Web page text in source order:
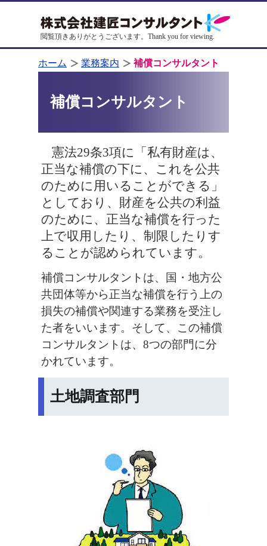
閲覧頂きありがとうございます。 Thank you for viewing.
ホーム 業務案内 補償コンサルタント
補償コンサルタント
憲法29条3項に「私有財産は、
正当な補償の下に、これを公共
のために用いることができる」
としており、財産を公共の利益
のために、正当な補償を行った
上で収用したり、制限したりす
ることが認められています。
補償コンサルタントは、国・地方公
共団体等から正当な補償を行う上の
損失の補償や関連する業務を受注し
た者をいいます。そして、この補償
コンサルタントは、8つの部門に分
かれています。
土地調査部門